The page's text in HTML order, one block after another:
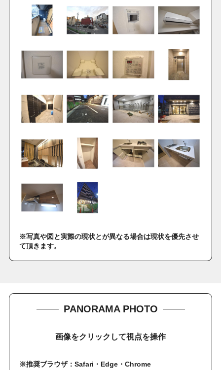
※写真や図と実際の現状とが異なる場合は現状を優先させ
て頂きます。
PANORAMA PHOTO
画像をクリックして視点を操作
※推奨ブラウザ：Safari・Edge・Chrome